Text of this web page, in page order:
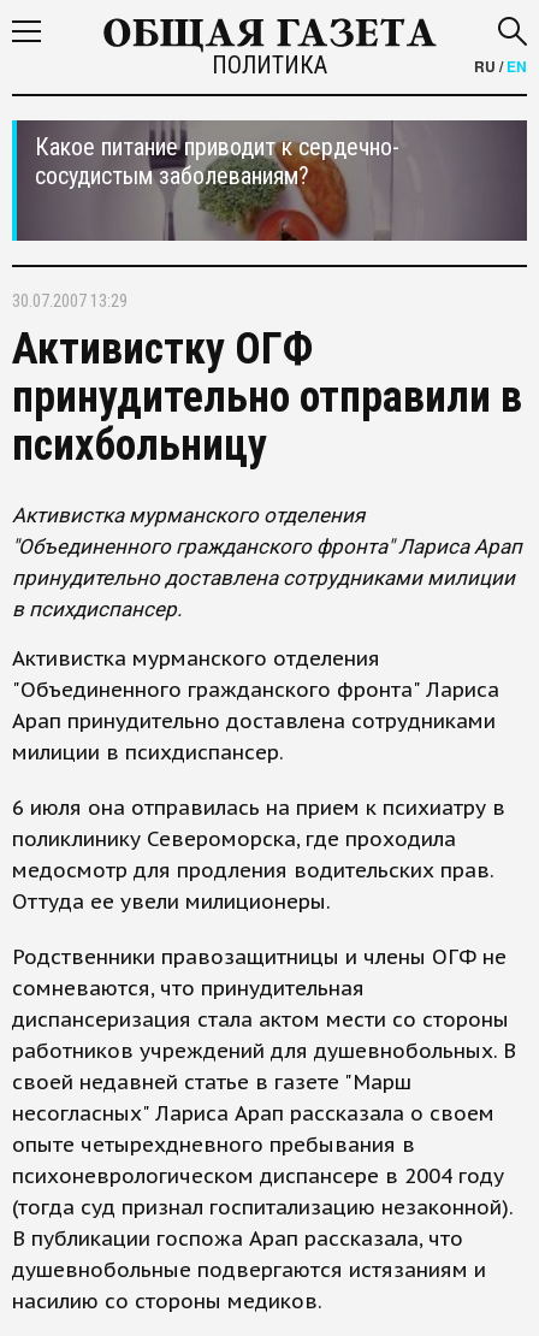
ПОЛИТИКА RU /EN
Какое питание приводит к сердечно-
сосудистым заболеваниям?
30.07.2007 13:29
Активистку ОГФ
принудительно отправили в
психбольницу
Активистка мурманского отделения
"Объединенного гражданского фронта" Лариса Арап
принудительно доставлена сотрудниками милиции
в психдиспансер.
Активистка мурманского отделения
"Объединенного гражданского фронта" Лариса
Арап принудительно доставлена сотрудниками
милиции в психдиспансер.
6 июля она отправилась на прием к психиатру в
поликлинику Североморска, где проходила
медосмотр для продления водительских прав.
Оттуда ее увели милиционеры.
Родственники правозащитницы и члены ОГФ не
сомневаются, что принудительная
диспансеризация стала актом мести со стороны
работников учреждений для душевнобольных. В
своей недавней статье в газете "Марш
несогласных" Лариса Арап рассказала о своем
опыте четырехдневного пребывания в
психоневрологическом диспансере в 2004 году
(тогда суд признал госпитализацию незаконной).
В публикации госпожа Арап рассказала, что
душевнобольные подвергаются истязаниям и
насилию со стороны медиков.